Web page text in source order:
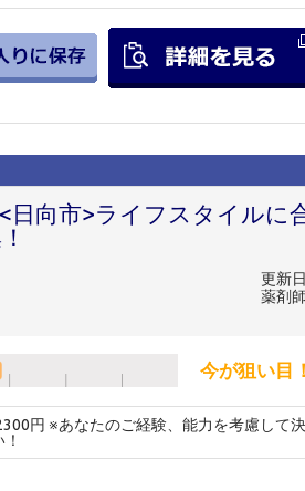
日向市>ライフスタイルに
更新
薬剤
今が狙い目！
円 ※あなたのご経験、能力を考慮して